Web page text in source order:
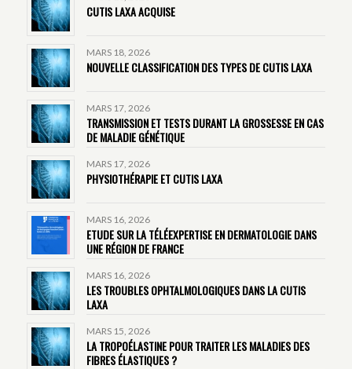
CUTIS LAXA ACQUISE
MARS 18, 2026
NOUVELLE CLASSIFICATION DES TYPES DE CUTIS LAXA
MARS 17, 2026
TRANSMISSION ET TESTS DURANT LA GROSSESSE EN CAS
DE MALADIE GÉNÉTIQUE
MARS 17, 2026
PHYSIOTHÉRAPIE ET CUTIS LAXA
MARS 16, 2026
ETUDE SUR LA TÉLÉEXPERTISE EN DERMATOLOGIE DANS
UNE RÉGION DE FRANCE
MARS 16, 2026
LES TROUBLES OPHTALMOLOGIQUES DANS LA CUTIS
LAXA
MARS 15, 2026
LA TROPOÉLASTINE POUR TRAITER LES MALADIES DES
FIBRES ÉLASTIQUES ?